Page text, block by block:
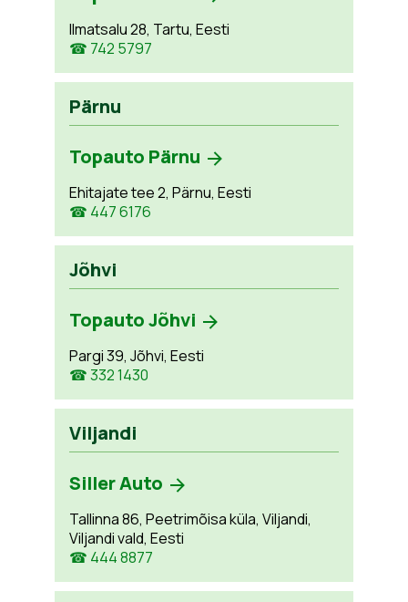
Ilmatsalu 28, Tartu, Eesti
☎ 742 5797
Pärnu
Topauto Pärnu
Ehitajate tee 2, Pärnu, Eesti
☎ 447 6176
Jõhvi
Topauto Jõhvi
Pargi 39, Jõhvi, Eesti
☎ 332 1430
Viljandi
Siller Auto
Tallinna 86, Peetrimõisa küla, Viljandi,
Viljandi vald, Eesti
☎ 444 8877